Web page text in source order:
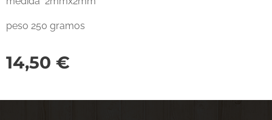
peso 250 gramos
14,50 €